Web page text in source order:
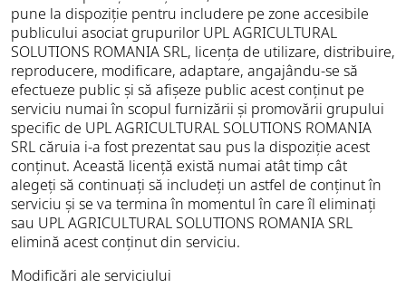
pune la dispoziție pentru includere pe zone accesibile
publicului asociat grupurilor UPL AGRICULTURAL
SOLUTIONS ROMANIA SRL, licența de utilizare, distribuire,
reproducere, modificare, adaptare, angajându-se să
efectueze public și să afișeze public acest conținut pe
serviciu numai în scopul furnizării și promovării grupului
specific de UPL AGRICULTURAL SOLUTIONS ROMANIA
SRL căruia i-a fost prezentat sau pus la dispoziție acest
conținut. Această licență există numai atât timp cât
alegeți să continuați să includeți un astfel de conținut în
serviciu și se va termina în momentul în care îl eliminați
sau UPL AGRICULTURAL SOLUTIONS ROMANIA SRL
elimină acest conținut din serviciu.
Modificări ale serviciului